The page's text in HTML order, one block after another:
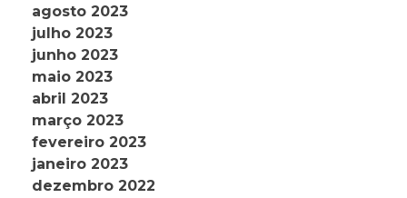
agosto 2023
julho 2023
junho 2023
maio 2023
abril 2023
março 2023
fevereiro 2023
janeiro 2023
dezembro 2022